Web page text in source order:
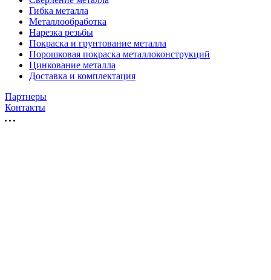
Гибка металла
Металлообработка
Нарезка резьбы
Покраска и грунтование металла
Порошковая покраска металлоконструкций
Цинкование металла
Доставка и комплектация
Партнеры
Контакты